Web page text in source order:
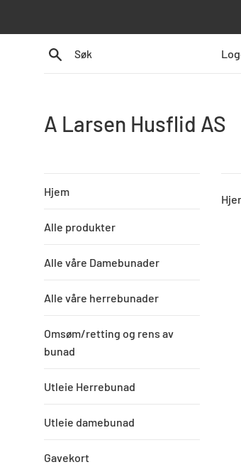
Søk
A Larsen Husflid AS
Hjem
Alle produkter
Alle våre Damebunader
Alle våre herrebunader
Omsøm/retting og rens av
bunad
Utleie Herrebunad
Utleie damebunad
Gavekort